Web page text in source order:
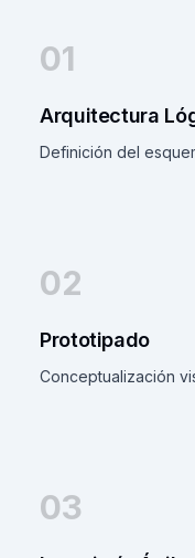
01
Arquitectura
Definición del
02
Prototipado
Conceptualización
03